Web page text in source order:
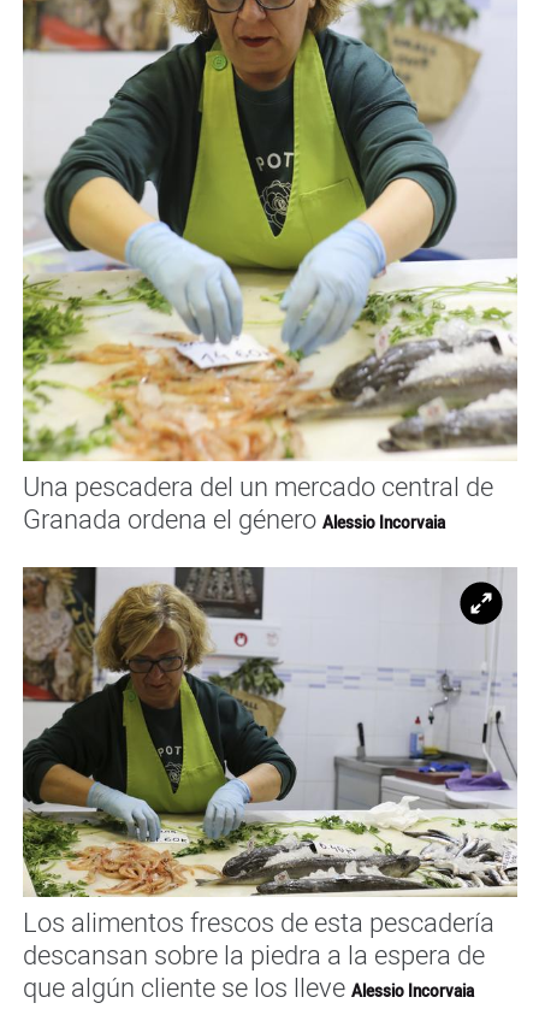
Una pescadera del un mercado central de
Granada ordena el género Alessio Incorvaia
Los alimentos frescos de esta pescadería
descansan sobre la piedra a la espera de
que algún cliente se los lleve Alessio Incorvaia